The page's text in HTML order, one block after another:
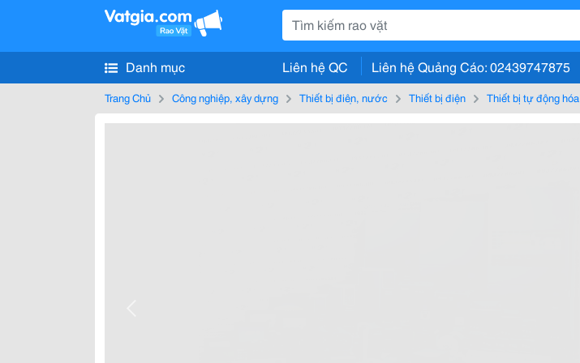
Danh mục Liên hệ QC Liên hệ Quảng Cáo: 02439747875
Trang Chủ Công nghiệp, xây dựng Thiết bị điện, nước Thiết bị điện Thiết bị tự động hóa